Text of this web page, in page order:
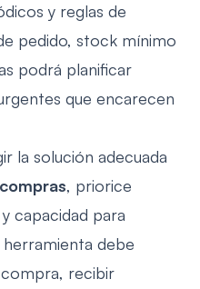
y reglas de
pedido, stock mínimo
podrá planificar
que encarecen
la solución adecuada
, priorice
capacidad para
debe
recibir